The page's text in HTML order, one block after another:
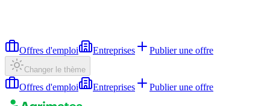
Offres d'emploi Entreprises Publier une offre
Changer le thème
Offres d'emploi Entreprises Publier une offre